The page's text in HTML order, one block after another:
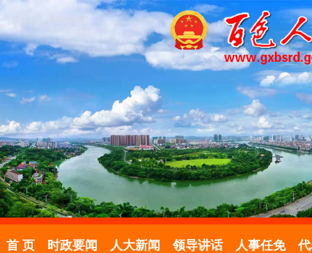
首 页 时政要闻 人大新闻 领导讲话 人事任免